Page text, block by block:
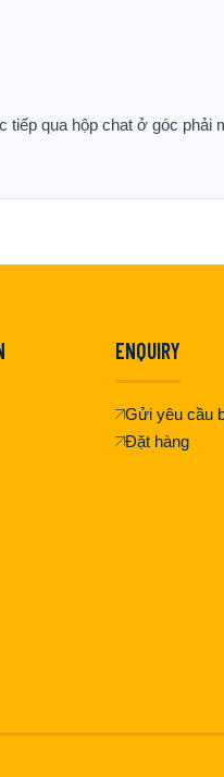
tiếp qua hộp chat ở góc phải
ENQUIRY
Gửi yêu cầu
Đặt hàng